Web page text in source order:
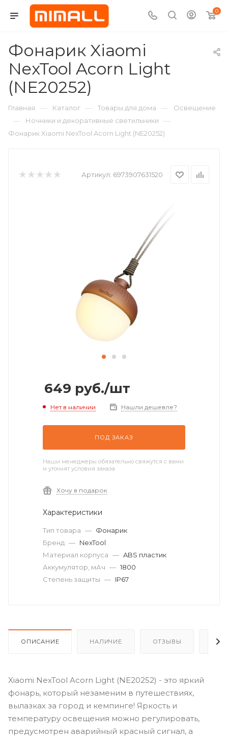
0
Фонарик Xiaomi
NexTool Acorn Light
(NE20252)
Главная — Каталог — Товары для дома — Освещение
— Ночники и декоративные светильники —
Фонарик Xiaomi NexTool Acorn Light (NE20252)
Артикул: 6973907631520
649 руб./шт
Нет в наличии Нашли дешевле?
ПОД ЗАКАЗ
Наши менеджеры обязательно свяжутся с вами
и уточнят условия заказа
Хочу в подарок
Характеристики
Тип товара — Фонарик
Бренд — NexTool
Материал корпуса — ABS пластик
Аккумулятор, мАч — 1800
Степень защиты — IP67
ОПИСАНИЕ НАЛИЧИЕ ОТЗЫВЫ
Xiaomi NexTool Acorn Light (NE20252) - это яркий
фонарь, который незаменим в путешествиях,
вылазках за город и кемпинге! Яркость и
температуру освещения можно регулировать,
предусмотрен аварийный красный сигнал, а